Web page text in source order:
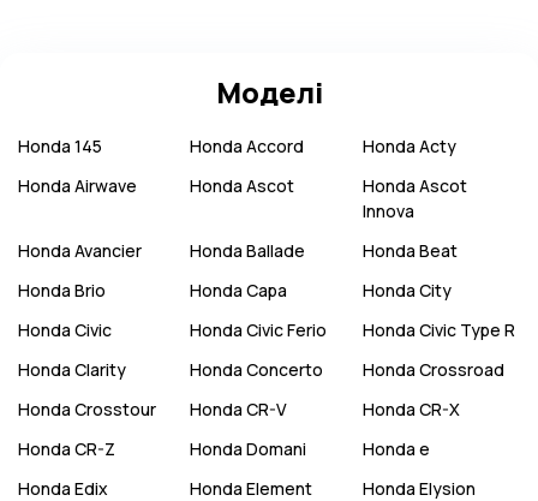
Моделі
Honda 145 Honda Accord Honda Acty
Honda Airwave Honda Ascot Honda Ascot
Innova
Honda Avancier Honda Ballade Honda Beat
Honda Brio Honda Capa Honda City
Honda Civic Honda Civic Ferio Honda Civic Type R
Honda Clarity Honda Concerto Honda Crossroad
Honda Crosstour Honda CR-V Honda CR-X
Honda CR-Z Honda Domani Honda e
Honda Edix Honda Element Honda Elysion